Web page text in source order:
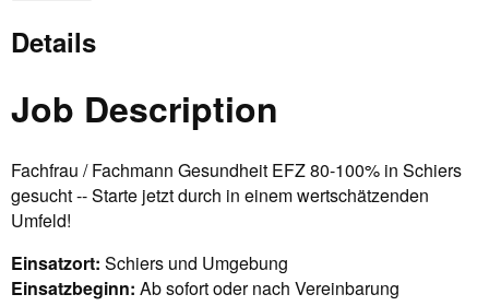
Details
Job Description
Fachfrau / Fachmann Gesundheit EFZ 80-100% in Schiers
gesucht -- Starte jetzt durch in einem wertschätzenden
Umfeld!
Einsatzort: Schiers und Umgebung
Einsatzbeginn: Ab sofort oder nach Vereinbarung